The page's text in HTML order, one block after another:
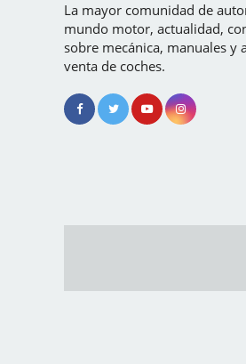
La mayor comunidad de
mundo motor, actualidad,
sobre mecánica, manuales y
venta de coches.